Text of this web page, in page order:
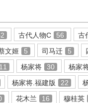
古代人物C 56
古
文姬 5 司马迁 5
11 杨家将 30
杨家
杨家将.福建版 22
花木兰 16
穆桂英